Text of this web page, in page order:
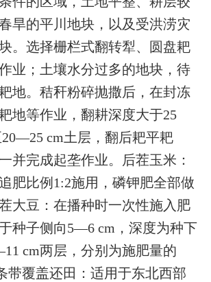
旱的平川地块，以及受洪涝灾
。选择栅栏式翻转犁、圆盘耙
业；土壤水分过多的地块，待
地。秸秆粉碎抛撒后，在封冻
地等作业，翻耕深度大于25
cm土层，翻后耙平耙
并完成起垄作业。后茬玉米：
肥比例1:2施用，磷钾肥全部做
大豆：在播种时一次性施入肥
种子侧向5—6 cm，深度为种下
cm两层，分别为施肥量的
带覆盖还田：适用于东北西部